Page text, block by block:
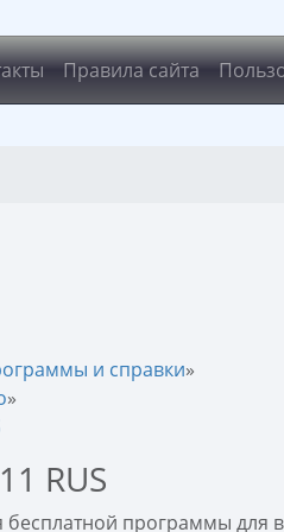
Правила сайта
и справки»
»
RUS
программы для